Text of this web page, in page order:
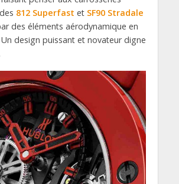
812 Superfast et SF90 Stradale
des éléments aérodynamique en
design puissant et novateur digne